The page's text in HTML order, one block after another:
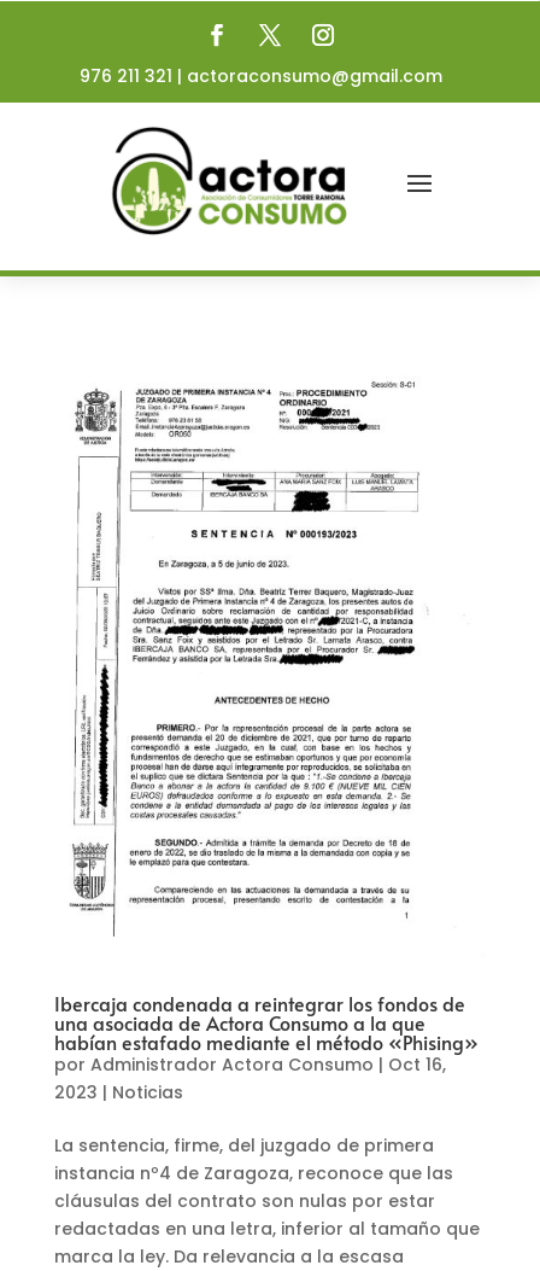
976 211 321 | actoraconsumo@gmail.com
Ibercaja condenada a reintegrar los fondos de
una asociada de Actora Consumo a la que
habían estafado mediante el método «Phising»
por Administrador Actora Consumo | Oct 16,
2023 | Noticias
La sentencia, firme, del juzgado de primera
instancia nº4 de Zaragoza, reconoce que las
cláusulas del contrato son nulas por estar
redactadas en una letra, inferior al tamaño que
marca la ley. Da relevancia a la escasa